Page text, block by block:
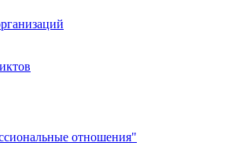
отношения"